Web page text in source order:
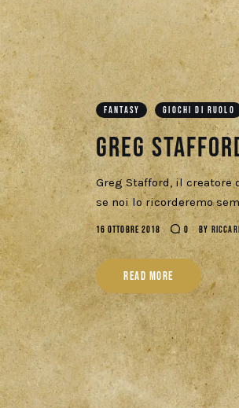
FANTASY GIOCHI DI RUOLO
Greg
Greg Stafford, il creatore
se noi lo ricorderemo
16 OTTOBRE 2018 0 BY
READ MORE